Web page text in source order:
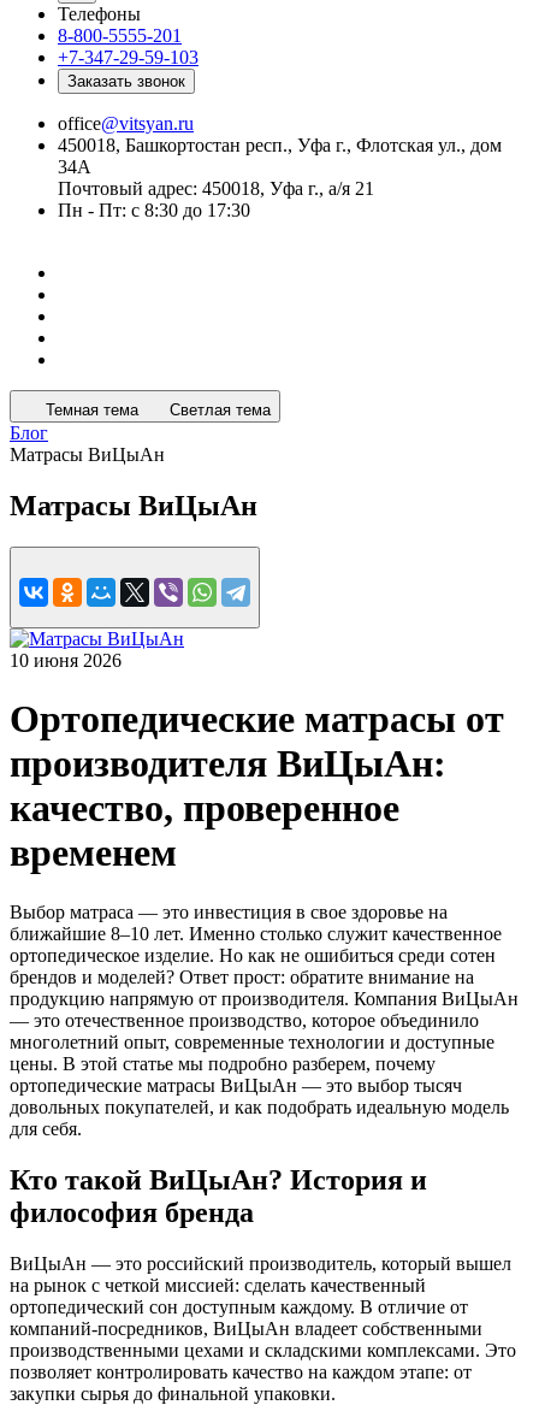
Телефоны
8-800-5555-201
+7-347-29-59-103
Заказать звонок
office@vitsyan.ru
450018, Башкортостан респ., Уфа г., Флотская ул., дом
34А
Почтовый адрес: 450018, Уфа г., а/я 21
Пн - Пт: с 8:30 до 17:30
Темная тема Светлая тема
Блог
Матрасы ВиЦыАн
Матрасы ВиЦыАн
10 июня 2026
Ортопедические матрасы от
производителя ВиЦыАн:
качество, проверенное
временем
Выбор матраса — это инвестиция в свое здоровье на
ближайшие 8–10 лет. Именно столько служит качественное
ортопедическое изделие. Но как не ошибиться среди сотен
брендов и моделей? Ответ прост: обратите внимание на
продукцию напрямую от производителя. Компания ВиЦыАн
— это отечественное производство, которое объединило
многолетний опыт, современные технологии и доступные
цены. В этой статье мы подробно разберем, почему
ортопедические матрасы ВиЦыАн — это выбор тысяч
довольных покупателей, и как подобрать идеальную модель
для себя.
Кто такой ВиЦыАн? История и
философия бренда
ВиЦыАн — это российский производитель, который вышел
на рынок с четкой миссией: сделать качественный
ортопедический сон доступным каждому. В отличие от
компаний-посредников, ВиЦыАн владеет собственными
производственными цехами и складскими комплексами. Это
позволяет контролировать качество на каждом этапе: от
закупки сырья до финальной упаковки.